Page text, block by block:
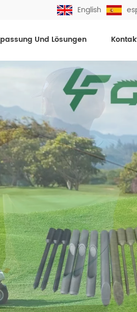
English
Und Lösungen